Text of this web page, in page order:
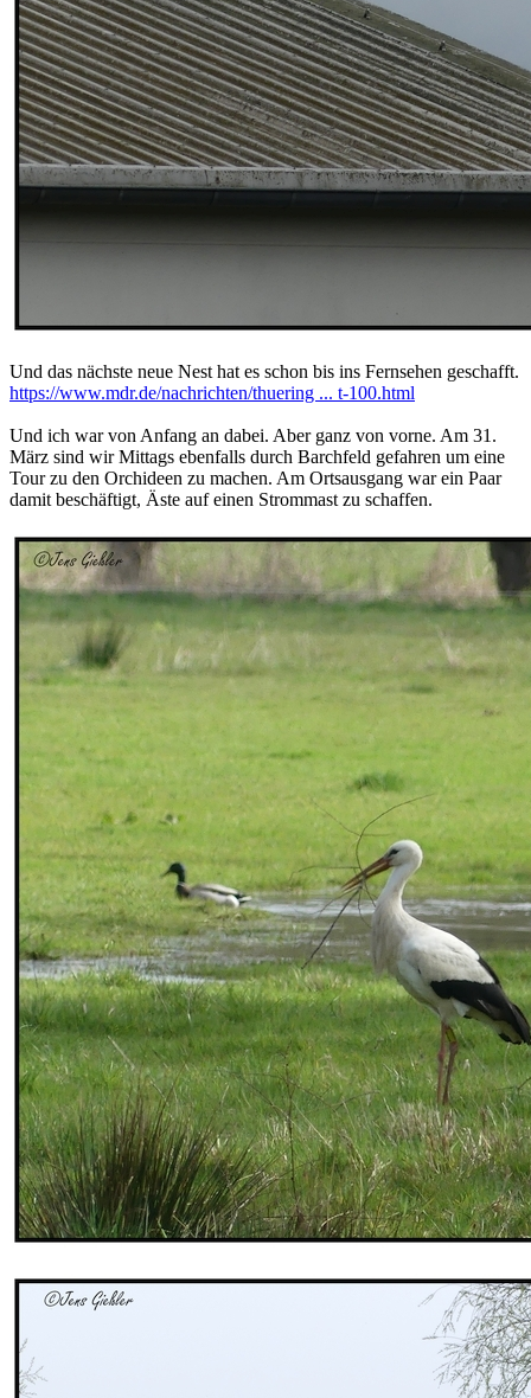
Und das nächste neue Nest hat es schon bis ins Fernsehen geschafft.
https://www.mdr.de/nachrichten/thuering ... t-100.html
Und ich war von Anfang an dabei. Aber ganz von vorne. Am 31.
März sind wir Mittags ebenfalls durch Barchfeld gefahren um eine
Tour zu den Orchideen zu machen. Am Ortsausgang war ein Paar
damit beschäftigt, Äste auf einen Strommast zu schaffen.